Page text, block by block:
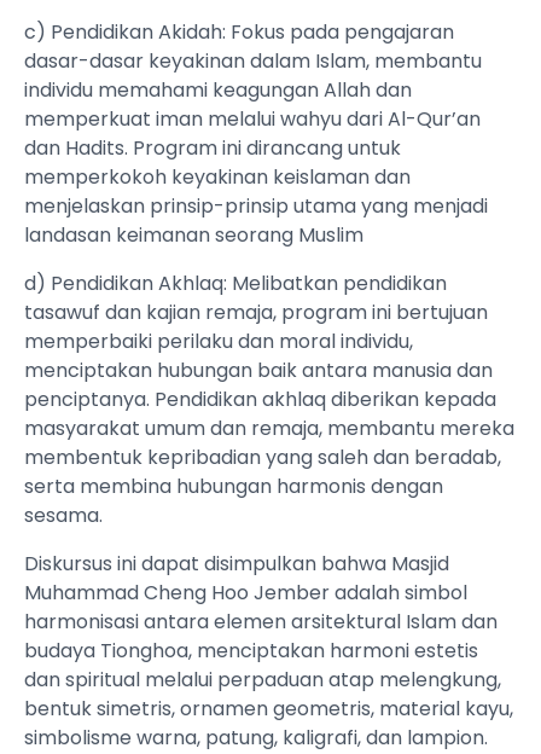
c) Pendidikan Akidah: Fokus pada pengajaran
dasar-dasar keyakinan dalam Islam, membantu
individu memahami keagungan Allah dan
memperkuat iman melalui wahyu dari Al-Qur’an
dan Hadits. Program ini dirancang untuk
memperkokoh keyakinan keislaman dan
menjelaskan prinsip-prinsip utama yang menjadi
landasan keimanan seorang Muslim
d) Pendidikan Akhlaq: Melibatkan pendidikan
tasawuf dan kajian remaja, program ini bertujuan
memperbaiki perilaku dan moral individu,
menciptakan hubungan baik antara manusia dan
penciptanya. Pendidikan akhlaq diberikan kepada
masyarakat umum dan remaja, membantu mereka
membentuk kepribadian yang saleh dan beradab,
serta membina hubungan harmonis dengan
sesama.
Diskursus ini dapat disimpulkan bahwa Masjid
Muhammad Cheng Hoo Jember adalah simbol
harmonisasi antara elemen arsitektural Islam dan
budaya Tionghoa, menciptakan harmoni estetis
dan spiritual melalui perpaduan atap melengkung,
bentuk simetris, ornamen geometris, material kayu,
simbolisme warna, patung, kaligrafi, dan lampion.